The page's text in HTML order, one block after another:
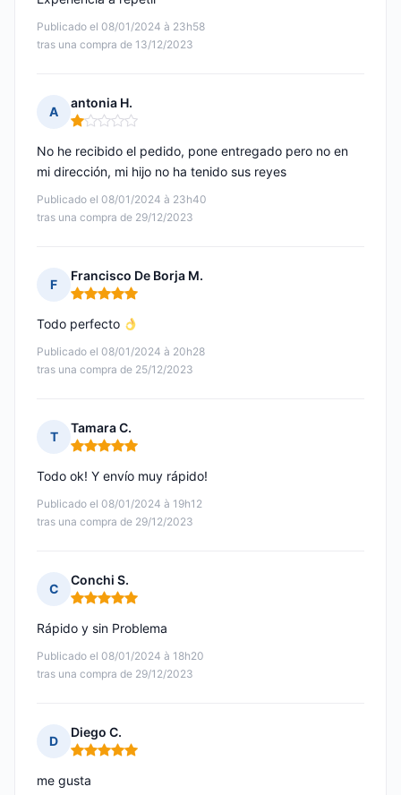
Publicado el 08/01/2024 à 23h58
tras una compra de 13/12/2023
A
antonia H.
Nota: 1 de 5
Publicado el 08/01/2024 à 23h40
tras una compra de 29/12/2023
No he recibido el pedido, pone entregado pero no en
mi dirección, mi hijo no ha tenido sus reyes
F
Francisco De Borja M.
Nota: 5 de 5
Publicado el 08/01/2024 à 20h28
tras una compra de 25/12/2023
Todo perfecto
T
Tamara C.
Nota: 5 de 5
Publicado el 08/01/2024 à 19h12
tras una compra de 29/12/2023
Todo ok! Y envío muy rápido!
C
Conchi S.
Nota: 5 de 5
Publicado el 08/01/2024 à 18h20
tras una compra de 29/12/2023
Rápido y sin Problema
D
Diego C.
Nota: 5 de 5
me gusta